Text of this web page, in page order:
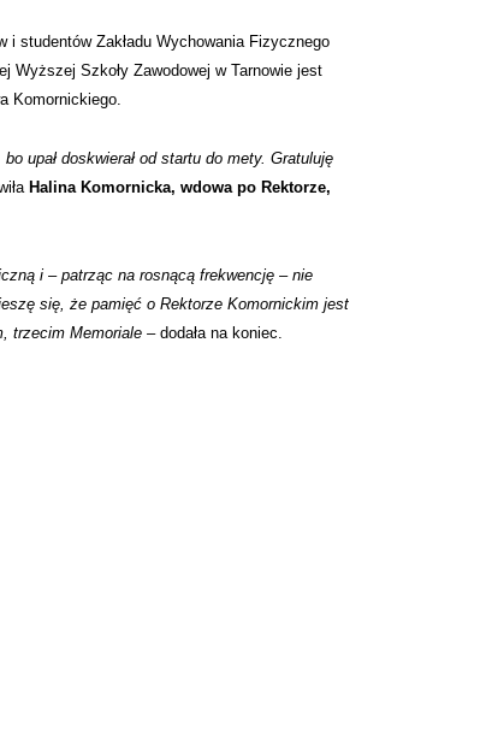
i studentów Zakładu Wychowania Fizycznego
Wyższej Szkoły Zawodowej w Tarnowie jest
Komornickiego.
upał doskwierał od startu do mety. Gratuluję
Halina Komornicka,wdowa po Rektorze,
i – patrząc na rosnącą frekwencję – nie
się, że pamięć o Rektorze Komornickim jest
trzecim Memoriale –dodała na koniec.